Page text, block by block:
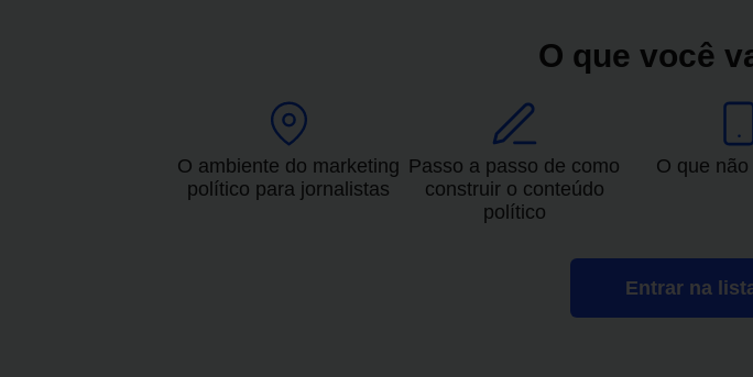
O que você
O ambiente do marketing
político para jornalistas
Passo a passo de como
construir o conteúdo
político
O que
Entrar na